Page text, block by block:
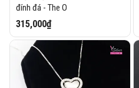
đính đá - The O
315,000₫